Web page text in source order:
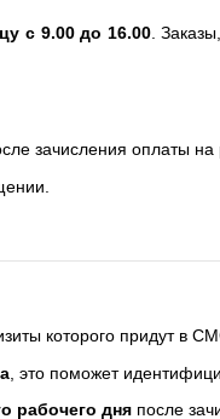
с 9.00 до 16.00.
зачисления оплаты на
которого придут в
, это поможет
рабочего дня после